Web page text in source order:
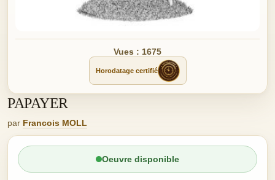
Vues : 1675
Horodatage certifié
PAPAYER
par Francois MOLL
Oeuvre disponible